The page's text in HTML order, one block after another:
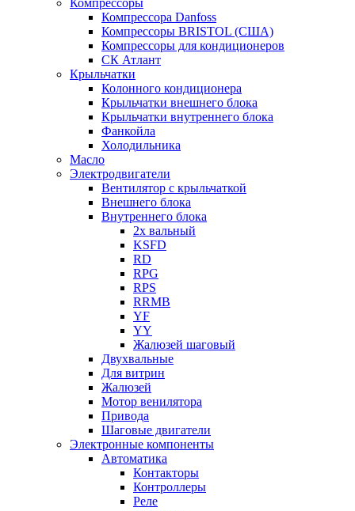
Компрессоры
Компрессора Danfoss
Компрессоры BRISTOL (США)
Компрессоры для кондиционеров
СК Атлант
Крыльчатки
Колонного кондиционера
Крыльчатки внешнего блока
Крыльчатки внутреннего блока
Фанкойла
Холодильника
Масло
Электродвигатели
Вентилятор с крыльчаткой
Внешнего блока
Внутреннего блока
2х вальный
KSFD
RD
RPG
RPS
RRMB
YF
YY
Жалюзей шаговый
Двухвальные
Для витрин
Жалюзей
Мотор венилятора
Привода
Шаговые двигатели
Электронные компоненты
Автоматика
Контакторы
Контроллеры
Реле